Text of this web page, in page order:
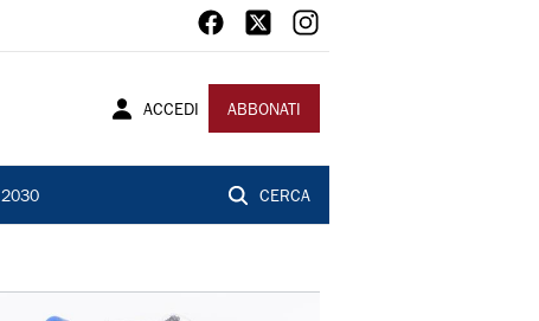
ACCEDI ABBONATI
2030 CERCA